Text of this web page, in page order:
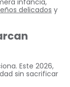
infancia,
delicados y
Este 2026,
sin sacrificar